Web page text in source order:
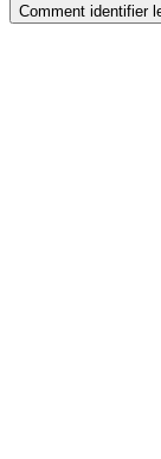
Comment identifier